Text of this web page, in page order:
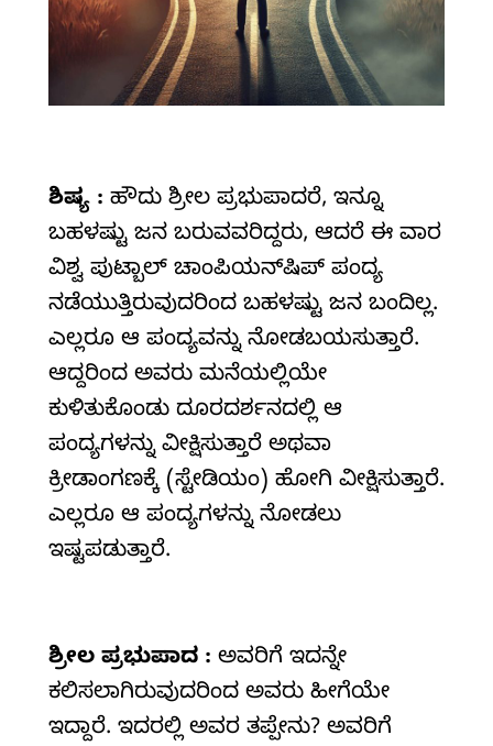
ಶಿಷ್ಯ : ಹೌದು ಶ್ರೀಲ ಪ್ರಭುಪಾದರೆ, ಇನ್ನೂ
ಬಹಳಷ್ಟು ಜನ ಬರುವವರಿದ್ದರು, ಆದರೆ ಈ ವಾರ
ವಿಶ್ವ ಪುಟ್ಬಾಲ್ ಚಾಂಪಿಯನ್‌ಷಿಪ್ ಪಂದ್ಯ
ನಡೆಯುತ್ತಿರುವುದರಿಂದ ಬಹಳಷ್ಟು ಜನ ಬಂದಿಲ್ಲ.
ಎಲ್ಲರೂ ಆ ಪಂದ್ಯವನ್ನು ನೋಡಬಯಸುತ್ತಾರೆ.
ಆದ್ದರಿಂದ ಅವರು ಮನೆಯಲ್ಲಿಯೇ
ಕುಳಿತುಕೊಂಡು ದೂರದರ್ಶನದಲ್ಲಿ ಆ
ಪಂದ್ಯಗಳನ್ನು ವೀಕ್ಷಿಸುತ್ತಾರೆ ಅಥವಾ
ಕ್ರೀಡಾಂಗಣಕ್ಕೆ (ಸ್ಟೇಡಿಯಂ) ಹೋಗಿ ವೀಕ್ಷಿಸುತ್ತಾರೆ.
ಎಲ್ಲರೂ ಆ ಪಂದ್ಯಗಳನ್ನು ನೋಡಲು
ಇಷ್ಟಪಡುತ್ತಾರೆ.
ಶ್ರೀಲ ಪ್ರಭುಪಾದ : ಅವರಿಗೆ ಇದನ್ನೇ
ಕಲಿಸಲಾಗಿರುವುದರಿಂದ ಅವರು ಹೀಗೆಯೇ
ಇದ್ದಾರೆ. ಇದರಲ್ಲಿ ಅವರ ತಪ್ಪೇನು? ಅವರಿಗೆ